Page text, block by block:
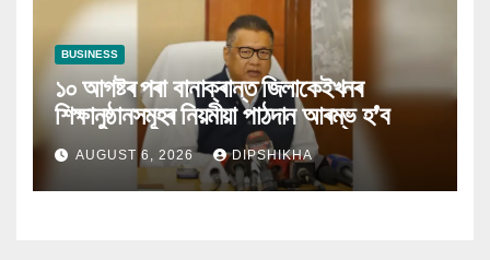
BUSINESS
১০ আগষ্টৰ পৰা বানাক্ৰান্ত জিলাকেইখনৰ
শিক্ষানুষ্ঠানসমূহৰ নিয়মীয়া পাঠদান আৰম্ভ হ’ব
AUGUST 6, 2026 DIPSHIKHA